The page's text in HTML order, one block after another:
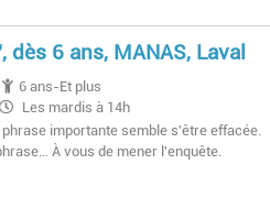
6 ans, MANAS, Laval
6 ans-Et plus
Les mardis à 14h
importante semble s'être effacée.
À vous de mener l'enquête.